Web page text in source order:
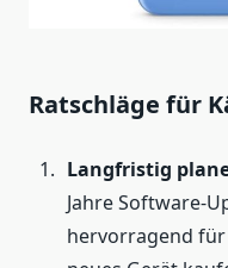
Ratschläge für
Langfristig
Jahre Software-
hervorragend für